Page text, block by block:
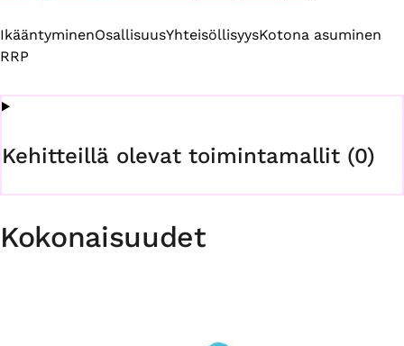
IkääntyminenOsallisuusYhteisöllisyysKotona asuminen
RRP
Kehitteillä olevat toimintamallit (0)
Kokonaisuudet